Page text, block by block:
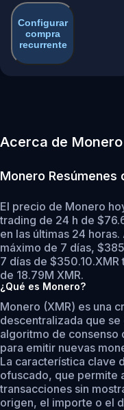
Configurar
compra
recurrente
Acerca de Monero
Monero Resúmenes
El precio de Monero
trading de 24 h de
en las últimas 24 horas.
máximo de 7 días,
7 días de $350.10.XMR
de 18.79M XMR.
¿Qué es Monero?
Monero (XMR) es una
descentralizada que
algoritmo de
para emitir nuevas
La característica clave
ofuscado, que permite
transacciones sin
origen, el importe o el